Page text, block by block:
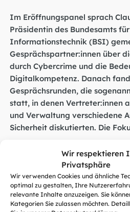
Wir respektieren
Privatsphäre
Wir verwenden Cookies und ähnliche
optimal zu gestalten, Ihre
relevante Inhalte anzuzeigen. Sie
Kategorien Sie zulassen möchten.
Im Eröffnungspanel sprach
Präsidentin des Bundesamts
Informationstechnik (BSI)
Gesprächspartner:innen über
durch Cybercrime und die
Digitalkompetenz. Danach
Gesprächsrunden, die
statt, in denen Vertreter:innen
und Verwaltung verschiedene
Sicherheit diskutierten. Die
Cyberschutz vor & durch
News, Deep Fakes und Hetze
entgegenwirken?
Sichere digitale Teilhabe –
Verbraucherschutz durch